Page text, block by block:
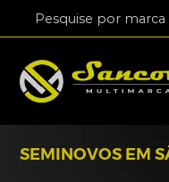
SEMINOVOS EM